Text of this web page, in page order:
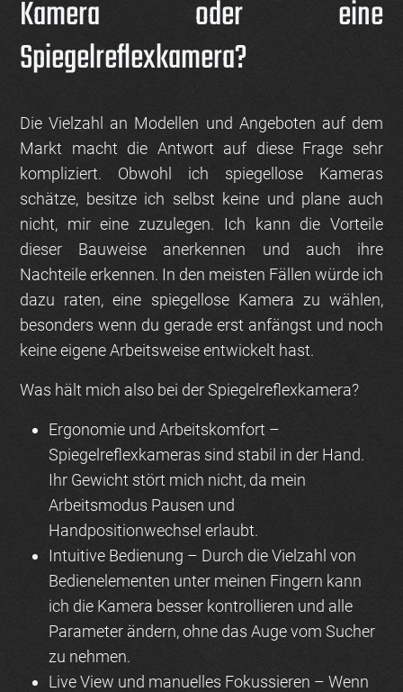
Kamera oder eine
Spiegelreflexkamera?
Die Vielzahl an Modellen und Angeboten auf dem
Markt macht die Antwort auf diese Frage sehr
kompliziert. Obwohl ich spiegellose Kameras
schätze, besitze ich selbst keine und plane auch
nicht, mir eine zuzulegen. Ich kann die Vorteile
dieser Bauweise anerkennen und auch ihre
Nachteile erkennen. In den meisten Fällen würde ich
dazu raten, eine spiegellose Kamera zu wählen,
besonders wenn du gerade erst anfängst und noch
keine eigene Arbeitsweise entwickelt hast.
Was hält mich also bei der Spiegelreflexkamera?
Ergonomie und Arbeitskomfort –
Spiegelreflexkameras sind stabil in der Hand.
Ihr Gewicht stört mich nicht, da mein
Arbeitsmodus Pausen und
Handpositionwechsel erlaubt.
Intuitive Bedienung – Durch die Vielzahl von
Bedienelementen unter meinen Fingern kann
ich die Kamera besser kontrollieren und alle
Parameter ändern, ohne das Auge vom Sucher
zu nehmen.
Live View und manuelles Fokussieren – Wenn